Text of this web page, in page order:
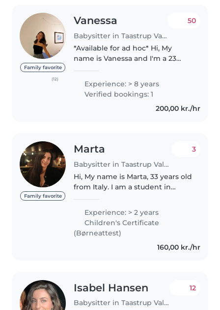
Family favorite
(12)
Vanessa
Babysitter in Taastrup Valby
50
*Available for ad hoc* Hi, My
name is Vanessa and I'm a 23
Copenhagen, Denmark. I'm a
certified babysitter and have
also been working in a daycare
Experience: > 8 years
Verified bookings: 1
200,00 kr./hr
Family favorite
Marta
Babysitter in Taastrup Valby
3
Hi, My name is Marta, 33 years old
from Italy. I am a student in
experience with kids from new
born to 11 years old. I lived..
Experience: > 2 years
Children's Certificate
(Børneattest)
160,00 kr./hr
Isabel Hansen
Babysitter in Taastrup Valby
12